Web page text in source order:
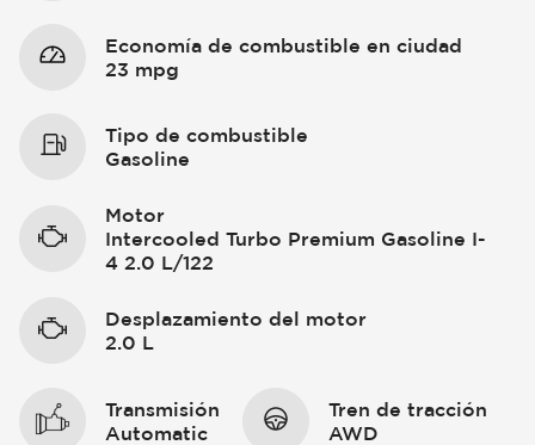
Economía de combustible en ciudad
23 mpg
Tipo de combustible
Gasoline
Motor
Intercooled Turbo Premium Gasoline I-
4 2.0 L/122
Desplazamiento del motor
2.0 L
Transmisión
Automatic
Tren de tracción
AWD